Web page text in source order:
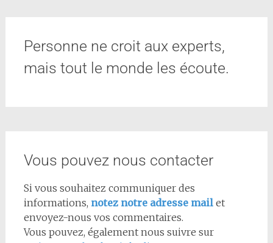
Personne ne croit aux experts,
mais tout le monde les écoute.
Vous pouvez nous contacter
Si vous souhaitez communiquer des
informations, notez notre adresse mail et
envoyez-nous vos commentaires.
Vous pouvez, également nous suivre sur